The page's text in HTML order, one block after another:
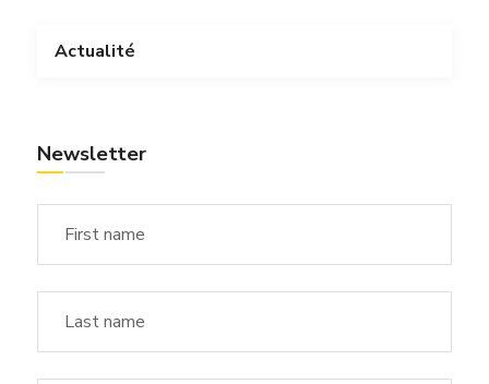
Actualité
Newsletter